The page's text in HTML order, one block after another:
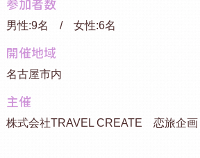
参加者数
男性:9名 / 女性:6名
開催地域
名古屋市内
主催
株式会社TRAVEL CREATE 恋旅企画